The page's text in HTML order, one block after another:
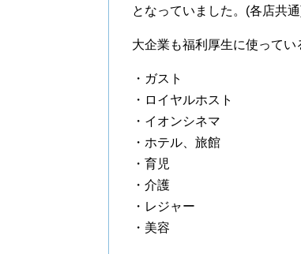
となっていました。(各店共
大企業も福利厚生に使ってい
・ガスト
・ロイヤルホスト
・イオンシネマ
・ホテル、旅館
・育児
・介護
・レジャー
・美容